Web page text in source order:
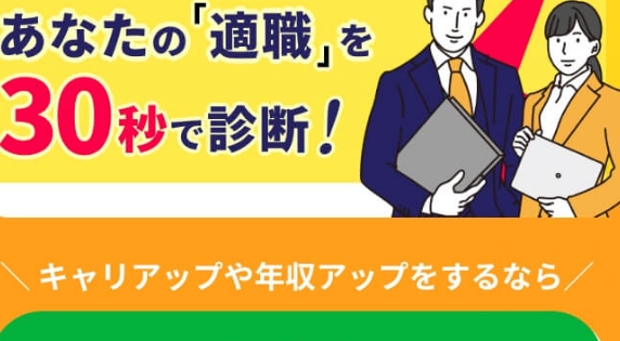
運営会社
プライバシーポ
個人情報お取り
記事テーマ一覧